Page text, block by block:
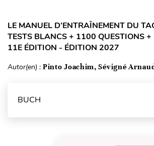
LE MANUEL D’ENTRAÎNEMENT DU
TESTS BLANCS + 1100 QUESTIONS
11E ÉDITION - ÉDITION 2027
Autor(en) : Pinto Joachim, Sévigné
BUCH